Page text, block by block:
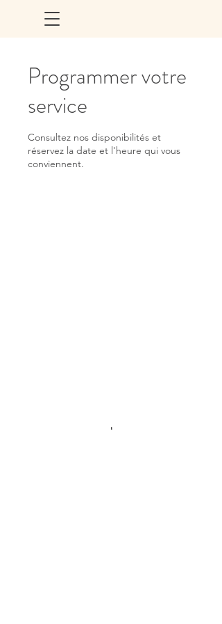
Programmer votre
service
Consultez nos disponibilités et
réservez la date et l'heure qui vous
conviennent.